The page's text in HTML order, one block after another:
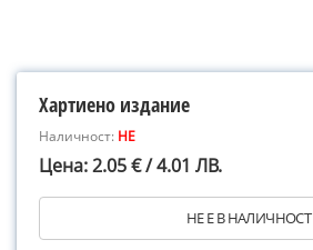
Хартиено издание
Наличност: НЕ
Цена: 2.05 € / 4.01 ЛВ.
НЕ Е В НАЛИЧНОСТ